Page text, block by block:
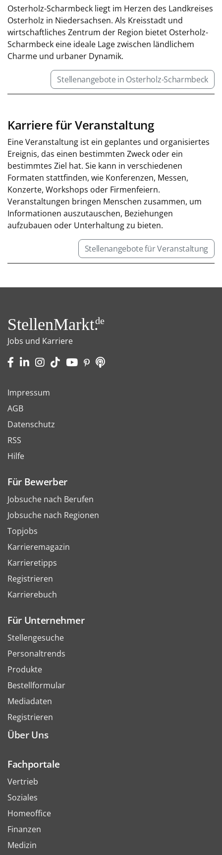
Osterholz-Scharmbeck liegt im Herzen des Landkreises
Osterholz in Niedersachsen. Als Kreisstadt und
wirtschaftliches Zentrum der Region bietet Osterholz-
Scharmbeck eine ideale Lage zwischen ländlichem
Charme und urbaner Dynamik.
Stellenangebote in Osterholz-Scharmbeck
Karriere für Veranstaltung
Eine Veranstaltung ist ein geplantes und organisiertes
Ereignis, das einen bestimmten Zweck oder ein
bestimmtes Ziel hat. Sie kann in verschiedenen
Formaten stattfinden, wie Konferenzen, Messen,
Konzerte, Workshops oder Firmenfeiern.
Veranstaltungen bringen Menschen zusammen, um
Informationen auszutauschen, Beziehungen
aufzubauen oder Unterhaltung zu bieten.
Stellenangebote für Veranstaltung
StellenMarkt.de
Jobs und Karriere
Impressum
AGB
Datenschutz
RSS
Hilfe
Für Bewerber
Jobsuche nach Berufen
Jobsuche nach Regionen
Topjobs
Karrieremagazin
Karrieretipps
Registrieren
Karrierebuch
Für Unternehmer
Stellengesuche
Personaltrends
Produkte
Bestellformular
Mediadaten
Registrieren
Über Uns
Fachportale
Vertrieb
Soziales
Homeoffice
Finanzen
Medizin